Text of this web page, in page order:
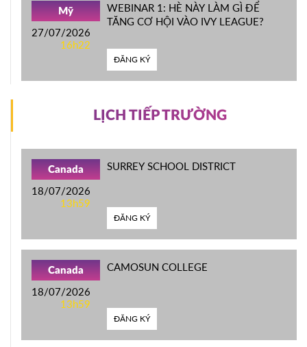
Mỹ
27/07/2026
16h22
WEBINAR 1: HÈ NÀY LÀM GÌ ĐỂ
TĂNG CƠ HỘI VÀO IVY LEAGUE?
ĐĂNG KÝ
LỊCH TIẾP TRƯỜNG
Canada
18/07/2026
13h59
SURREY SCHOOL DISTRICT
ĐĂNG KÝ
Canada
18/07/2026
13h59
CAMOSUN COLLEGE
ĐĂNG KÝ